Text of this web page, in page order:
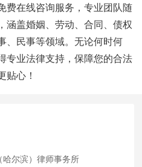
费在线咨询服务，专业团队随
涵盖婚姻、劳动、合同、债权
、民事等领域。无论何时何
专业法律支持，保障您的合法
贴心！
哈尔滨）律师事务所